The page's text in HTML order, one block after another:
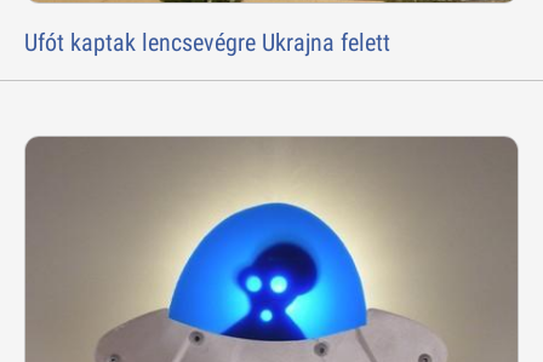
Ufót kaptak lencsevégre Ukrajna felett